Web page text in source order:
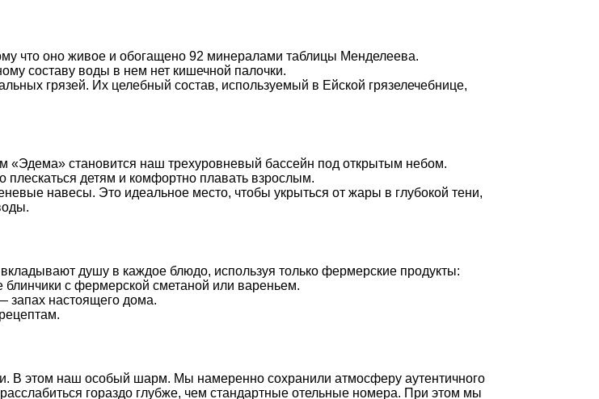
что оно живое и обогащено 92 минералами таблицы Менделеева.
составу воды в нем нет кишечной палочки.
грязей. Их целебный состав, используемый в Ейской грязелечебнице,
«Эдема» становится наш трехуровневый бассейн под открытым небом.
детям и комфортно плавать взрослым.
навесы. Это идеальное место, чтобы укрыться от жары в глубокой тени,
душу в каждое блюдо, используя только фермерские продукты:
с фермерской сметаной или вареньем.
запах настоящего дома.
В этом наш особый шарм. Мы намеренно сохранили атмосферу аутентичного
гораздо глубже, чем стандартные отельные номера. При этом мы